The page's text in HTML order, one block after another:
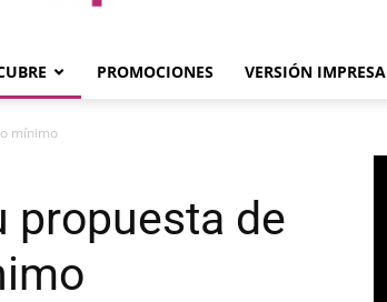
Máspormás
PROMOCIONES VERSIÓN IMPRESA
mínimo
propuesta de